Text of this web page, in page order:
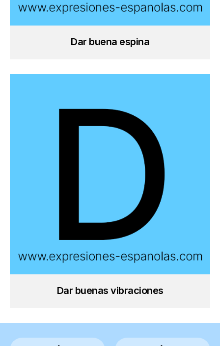
Dar buena espina
Dar buenas vibraciones